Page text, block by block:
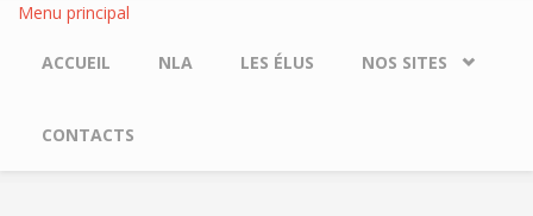
Menu principal
ACCUEIL NLA LES ÉLUS NOS SITES
CONTACTS